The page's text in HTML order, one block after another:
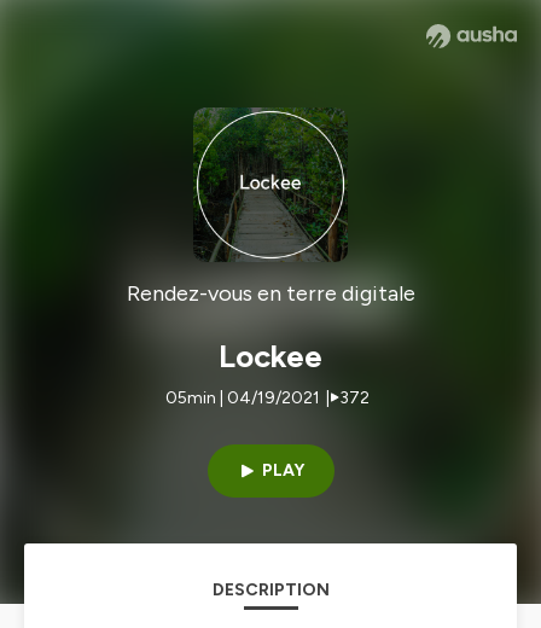
Rendez-vous en terre digitale
Lockee
05min | 04/19/2021 372
PLAY
DESCRIPTION